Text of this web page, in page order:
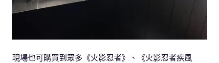
現場也可購買到眾多《火影忍者》、《火影忍者疾風